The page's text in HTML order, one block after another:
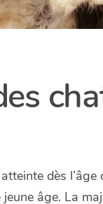
dès
âge. La